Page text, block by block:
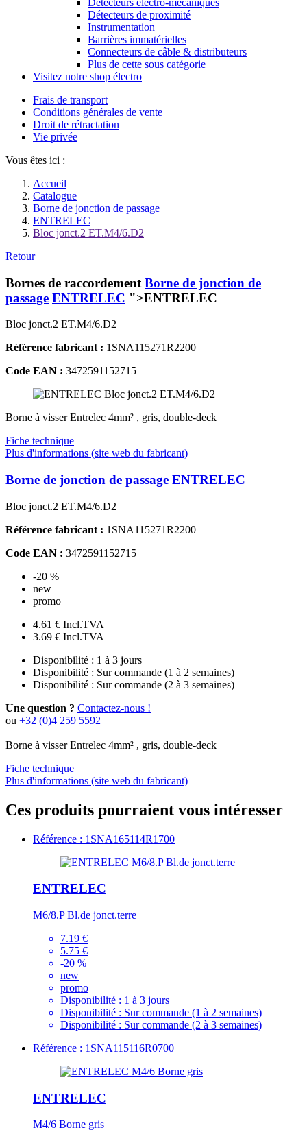
Détecteurs de proximité
Instrumentation
Barrières immatérielles
Connecteurs de câble & distributeurs
Plus de cette sous catégorie
Visitez notre shop électro
Frais de transport
Conditions générales de vente
Droit de rétractation
Vie privée
Vous êtes ici :
Accueil
Catalogue
Borne de jonction de passage
ENTRELEC
Bloc jonct.2 ET.M4/6.D2
Retour
Bornes de raccordement Borne de jonction de
passage ENTRELEC ">ENTRELEC
Bloc jonct.2 ET.M4/6.D2
Référence fabricant : 1SNA115271R2200
Code EAN : 3472591152715
Borne à visser Entrelec 4mm² , gris, double-deck
Fiche technique
Plus d'informations (site web du fabricant)
Borne de jonction de passage ENTRELEC
Bloc jonct.2 ET.M4/6.D2
Référence fabricant : 1SNA115271R2200
Code EAN : 3472591152715
-20 %
new
promo
4.61 € Incl.TVA
3.69 € Incl.TVA
Disponibilité : 1 à 3 jours
Disponibilité : Sur commande (1 à 2 semaines)
Disponibilité : Sur commande (2 à 3 semaines)
Une question ? Contactez-nous !
ou +32 (0)4 259 5592
Borne à visser Entrelec 4mm² , gris, double-deck
Fiche technique
Plus d'informations (site web du fabricant)
Ces produits pourraient vous intéresser
Référence : 1SNA165114R1700
ENTRELEC
M6/8.P Bl.de jonct.terre
7.19 €
5.75 €
-20 %
new
promo
Disponibilité : 1 à 3 jours
Disponibilité : Sur commande (1 à 2 semaines)
Disponibilité : Sur commande (2 à 3 semaines)
Référence : 1SNA115116R0700
ENTRELEC
M4/6 Borne gris